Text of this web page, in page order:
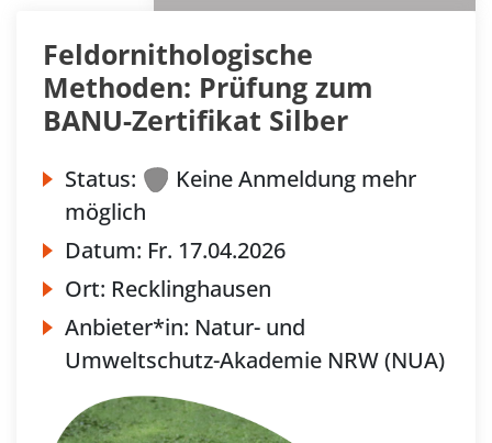
Feldornithologische
Methoden: Prüfung zum
BANU-Zertifikat Silber
Status:
Keine Anmeldung mehr
möglich
Datum: Fr. 17.04.2026
Ort: Recklinghausen
Anbieter*in: Natur- und
Umweltschutz-Akademie NRW (NUA)